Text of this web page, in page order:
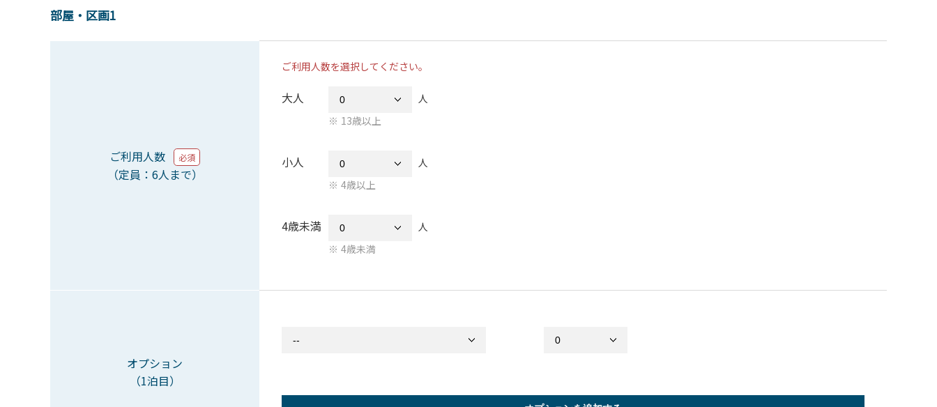
部屋・区画1
ご利用人数 必須
（定員：6人まで）
ご利用人数を選択してください。
大人
人
13歳以上
小人
人
4歳以上
4歳未満
人
4歳未満
オプション
（1泊目）